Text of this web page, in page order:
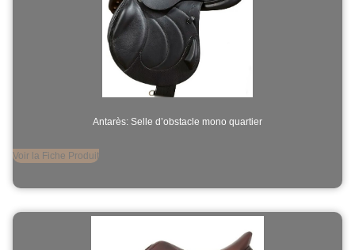
Antarès: Selle d’obstacle mono quartier
Voir la Fiche Produit